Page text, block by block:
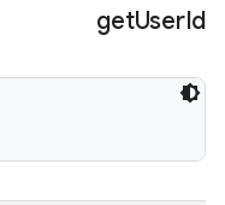
getUserId